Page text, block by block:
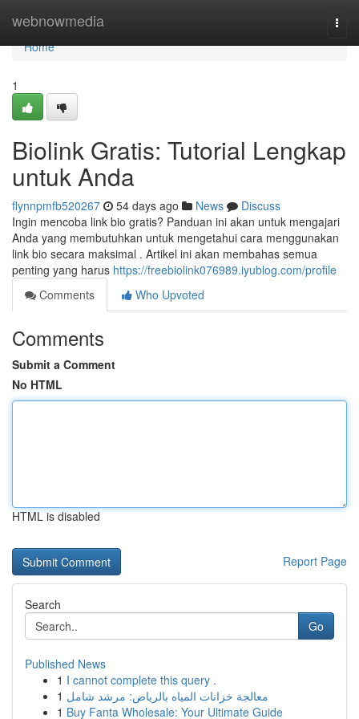
webnowmedia
Home
Home
1
Biolink Gratis: Tutorial Lengkap
untuk Anda
flynnpmfb520267 54 days ago News
Discuss
Ingin mencoba link bio gratis? Panduan ini akan untuk mengajari
Anda yang membutuhkan untuk mengetahui cara menggunakan
link bio secara maksimal . Artikel ini akan membahas semua
penting yang harus https://freebiolink076989.iyublog.com/profile
Comments
Who Upvoted
Comments
Submit a Comment
No HTML
HTML is disabled
Report Page
Search
Go
Published News
1 I cannot complete this query .
1 معالجة خزانات المياه بالرياض: مرشد شامل
1 Buy Fanta Wholesale: Your Ultimate Guide